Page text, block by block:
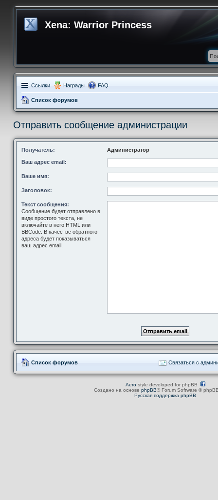
Xena: Warrior Princess
Ссылки Награды FAQ
Список форумов
Отправить сообщение администрации
Получатель: Администратор
Ваш адрес email:
Ваше имя:
Заголовок:
Текст сообщения:
Сообщение будет отправлено в
виде простого текста, не
включайте в него HTML или
BBCode. В качестве обратного
адреса будет показываться
ваш адрес email.
Список форумов Связаться с
Aerostyle developed for phpBB
Создано на основе phpBB® Forum Software ©
Русская поддержка phpBB